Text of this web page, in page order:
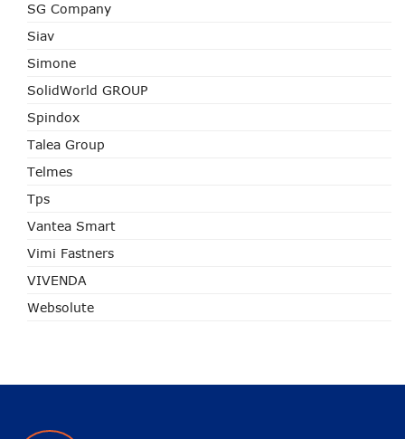
SG Company
Siav
Simone
SolidWorld GROUP
Spindox
Talea Group
Telmes
Tps
Vantea Smart
Vimi Fastners
VIVENDA
Websolute